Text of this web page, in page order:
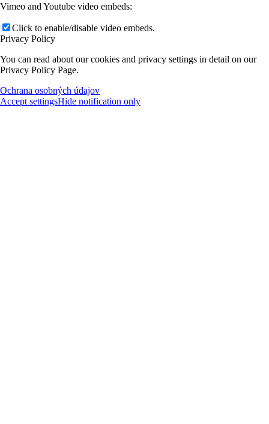
Vimeo and Youtube video embeds:
Click to enable/disable video embeds.
Privacy Policy
You can read about our cookies and privacy settings in detail on our
Privacy Policy Page.
Ochrana osobných údajov
Accept settingsHide notification only